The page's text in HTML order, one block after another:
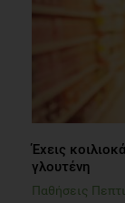
Έχεις
γλουτένη
Παθήσεις